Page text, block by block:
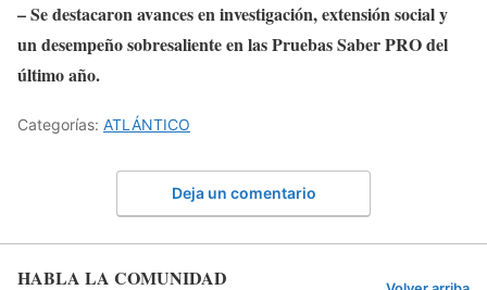
– Se destacaron avances en investigación, extensión social y
un desempeño sobresaliente en las Pruebas Saber PRO del
último año.
Categorías: ATLÁNTICO
Deja un comentario
HABLA LA COMUNIDAD